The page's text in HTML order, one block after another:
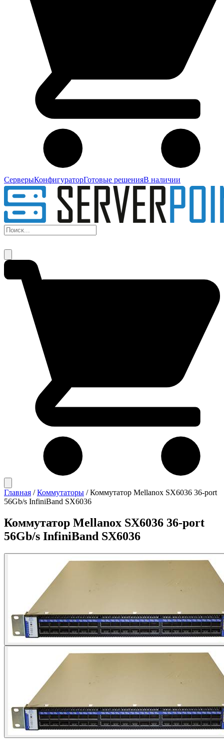
СерверыКонфигураторГотовые решенияВ наличии
Главная / Коммутаторы / Коммутатор Mellanox SX6036 36-port
56Gb/s InfiniBand SX6036
Коммутатор Mellanox SX6036 36-port
56Gb/s InfiniBand SX6036